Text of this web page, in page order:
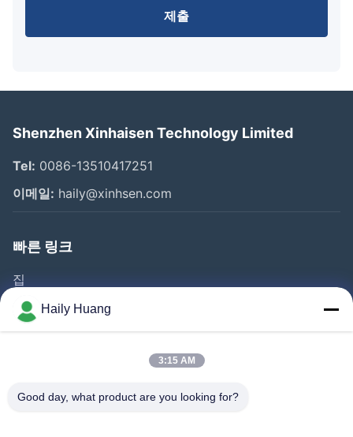
제출
Shenzhen Xinhaisen Technology Limited
Tel: 0086-13510417251
이메일: haily@xinhsen.com
빠른 링크
집
제품 소개
동영상
공장 투어
Haily Huang
3:15 AM
Good day, what product are you looking for?